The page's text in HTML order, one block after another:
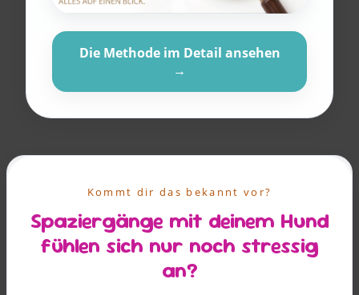
Die Methode im Detail ansehen
→
Kommt dir das bekannt vor?
Spaziergänge mit deinem Hund
fühlen sich nur noch stressig
an?